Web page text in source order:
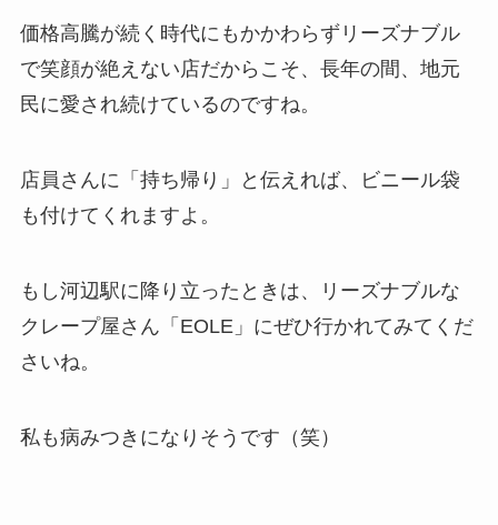
価格高騰が続く時代にもかかわらずリーズナブル
で笑顔が絶えない店だからこそ、長年の間、地元
民に愛され続けているのですね。
店員さんに「持ち帰り」と伝えれば、ビニール袋
も付けてくれますよ。
もし河辺駅に降り立ったときは、リーズナブルな
クレープ屋さん「EOLE」にぜひ行かれてみてくだ
さいね。
私も病みつきになりそうです（笑）